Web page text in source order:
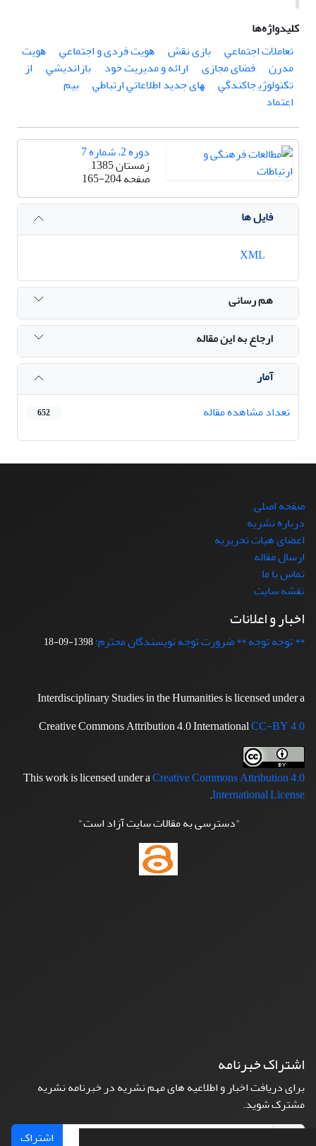
کلیدواژه‌ها
ﺗﻌﺎﻣﻼت اﺟﺘﻤﺎﻋﻲ
ﺑﺎزی ﻧﻘﺶ ﻫﻮﻳﺖ ﻓﺮدی و اﺟﺘﻤﺎﻋﻲ
ﻫﻮﻳﺖ
ﻣﺪرن
ﻓﻀﺎی ﻣﺠﺎزی اراﺋﻪ و ﻣﺪﻳﺮﻳﺖ ﺧﻮد ﺑﺎزاﻧﺪﻳﺸﻲ
از
ﺗﻜﻨﻮﻟﻮژﻳ ﺟﺎﻛﻨﺪﮔﻲ
ﻬﺎی ﺟﺪﻳﺪ اﻃﻼﻋﺎﺗﻲ ارﺗﺒﺎﻃﻲ
بیم
اﻋﺘﻤﺎد
دوره 2، شماره 7
زمستان 1385
صفحه165-204
فایل ها
هم رسانی
ارجاع به این مقاله
آمار
تعداد مشاهده مقاله
652
صفحه اصلی
درباره نشریه
اعضای هیات تحریریه
ارسال مقاله
تماس با ما
نقشه سایت
اخبار و اعلانات
** توجه توجه ** ضرورت توجه نویسندگان محترم:1398-09-18
Interdisciplinary Studies in the Humanities is licensed under a
Creative Commons Attribution 4.0 InternationalCC-BY 4.0
This work is licensed under aCreative Commons Attribution 4.0
International License
.
"دسترسی به مقالات سایت آزاد است"
اشتراک خبرنامه
برای دریافت اخبار و اطلاعیه های مهم نشریه در خبرنامه نشریه
مشترک شوید.
اشتراک